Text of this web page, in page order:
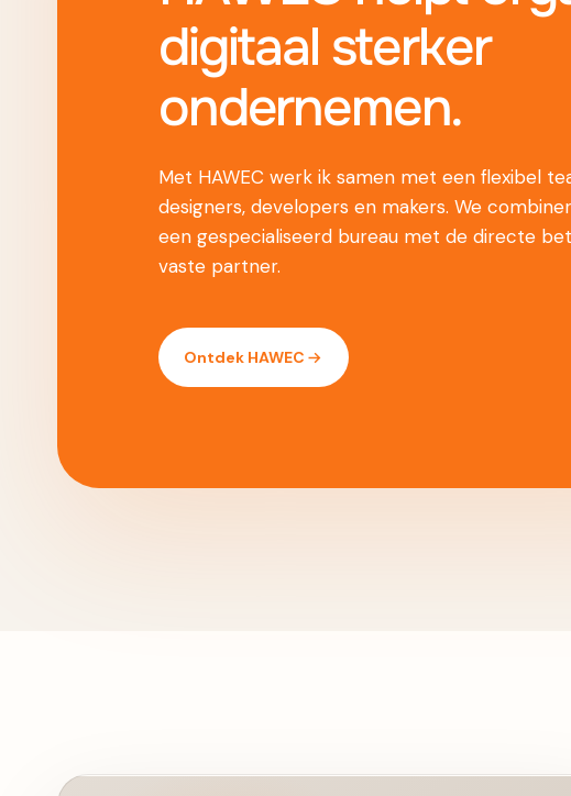
digitaal sterker
ondernemen.
Met HAWEC werk ik samen met een flexibel
designers, developers en makers. We
een gespecialiseerd bureau met de directe
vaste partner.
Ontdek HAWEC